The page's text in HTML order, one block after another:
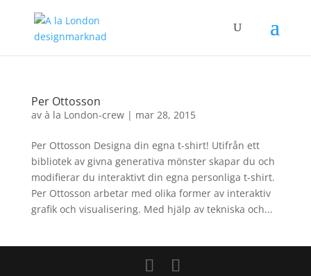
Per Ottosson
av à la London-crew| mar 28, 2015
Per Ottosson Designa din egna t-shirt! Utifrån ett
bibliotek av givna generativa mönster skapar du och
modifierar du interaktivt din egna personliga t-shirt.
Per Ottosson arbetar med olika former av interaktiv
grafik och visualisering. Med hjälp av tekniska och...